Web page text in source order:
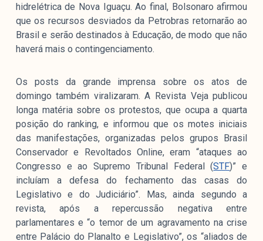
hidrelétrica de Nova Iguaçu. Ao final, Bolsonaro afirmou
que os recursos desviados da Petrobras retornarão ao
Brasil e serão destinados à Educação, de modo que não
haverá mais o contingenciamento.
Os posts da grande imprensa sobre os atos de
domingo também viralizaram. A Revista Veja publicou
longa matéria sobre os protestos, que ocupa a quarta
posição do ranking, e informou que os motes iniciais
das manifestações, organizadas pelos grupos Brasil
Conservador e Revoltados Online, eram “ataques ao
Congresso e ao Supremo Tribunal Federal (STF)” e
incluíam a defesa do fechamento das casas do
Legislativo e do Judiciário”. Mas, ainda segundo a
revista, após a repercussão negativa entre
parlamentares e “o temor de um agravamento na crise
entre Palácio do Planalto e Legislativo”, os “aliados de